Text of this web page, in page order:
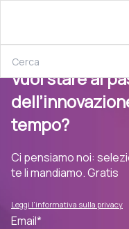
Vuoi stare al
tempo?
Ci pensiamo noi:
te li mandiamo. Gratis
Leggi l'informativa sulla privacy
Email*